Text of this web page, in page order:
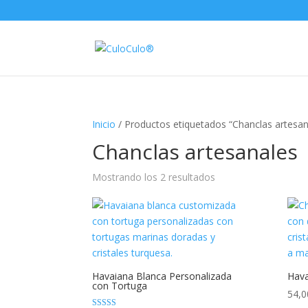
Inicio / Productos etiquetados “Chanclas
Chanclas artesanales
Mostrando los 2 resultados
Havaiana Blanca Personalizada
con Tortuga